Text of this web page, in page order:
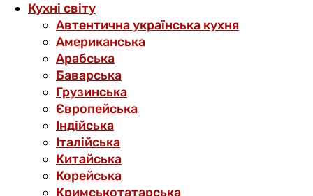
Кухні світу
Автентична українська кухня
Американська
Арабська
Баварська
Грузинська
Європейська
Індійська
Італійська
Китайська
Корейська
Кримськотатарська